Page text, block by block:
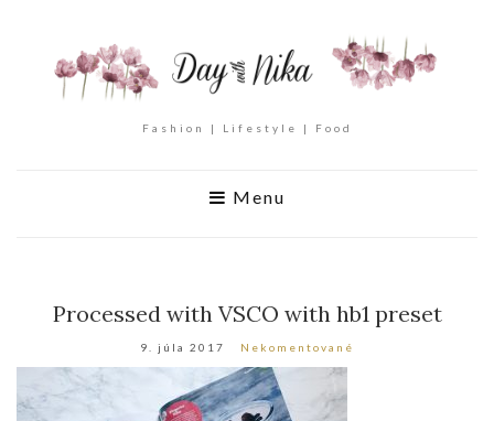
Fashion | Lifestyle | Food
Menu
Processed with VSCO with hb1 preset
9. júla 2017 Nekomentované